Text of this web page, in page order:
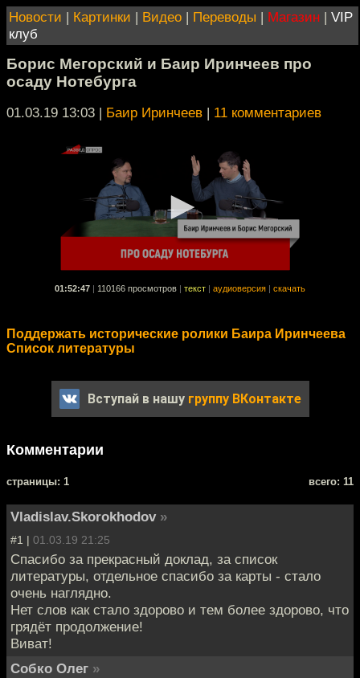
Новости | Картинки | Видео | Переводы | Магазин | VIP
клуб
Борис Мегорский и Баир Иринчеев про
осаду Нотебурга
01.03.19 13:03 | Баир Иринчеев | 11 комментариев
01:52:47 110166 просмотров текст аудиоверсия скачать
Поддержать исторические ролики Баира Иринчеева
Список литературы
Вступай в нашу группу ВКонтакте
Комментарии
cтраницы: 1 всего: 11
Vladislav.Skorokhodov »
#1 | 01.03.19 21:25
Спасибо за прекрасный доклад, за список
литературы, отдельное спасибо за карты - стало
очень наглядно.
Нет слов как стало здорово и тем более здорово, что
грядёт продолжение!
Виват!
Собко Олег »